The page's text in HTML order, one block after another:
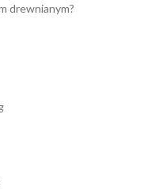
drewnianym?